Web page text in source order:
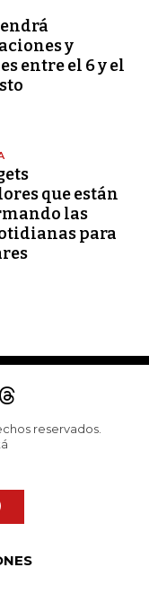
y
entre el 6 y el
que están
las
para
reservados.